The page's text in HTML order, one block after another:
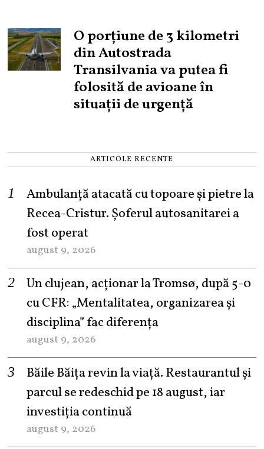
O porțiune de 3 kilometri
din Autostrada
Transilvania va putea fi
folosită de avioane în
situații de urgență
ARTICOLE RECENTE
Ambulanță atacată cu topoare și pietre la
Recea-Cristur. Șoferul autosanitarei a
fost operat
august 9, 2026
Un clujean, acționar la Tromsø, după 5-0
cu CFR: „Mentalitatea, organizarea și
disciplina” fac diferența
august 9, 2026
Băile Băița revin la viață. Restaurantul și
parcul se redeschid pe 18 august, iar
investiția continuă
august 9, 2026